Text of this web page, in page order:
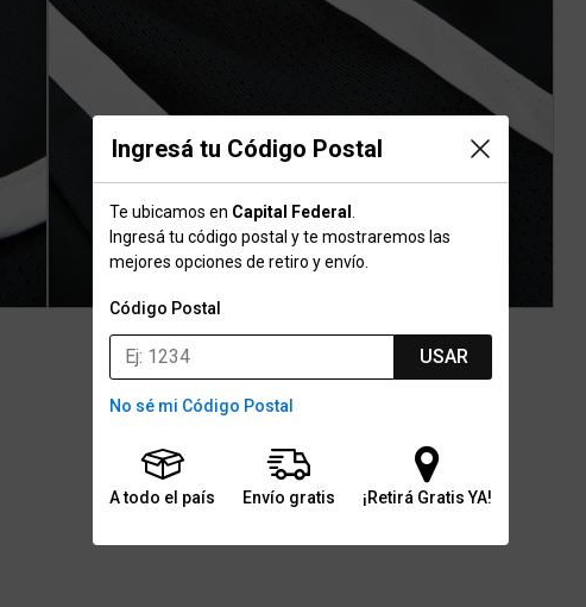
Ingresá tu Código Postal
Te ubicamos en Capital Federal
Ingresá tu código postal y te mostraremos las
mejores opciones de retiro y envío.
Código Postal
USAR
No sé mi Código Postal
A todo el país Envío gratis ¡Retirá Gratis YA!